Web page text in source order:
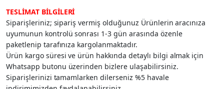
TESLİMAT BİLGİLERİ
Siparişleriniz; sipariş vermiş olduğunuz Ürünlerin aracınıza
uyumunun kontrolü sonrası 1-3 gün arasında özenle
paketlenip tarafınıza kargolanmaktadır.
Ürün kargo süresi ve ürün hakkında detaylı bilgi almak için
Whatsapp butonu üzerinden bizlere ulaşabilirsiniz.
Siparişlerinizi tamamlarken dilerseniz %5 havale